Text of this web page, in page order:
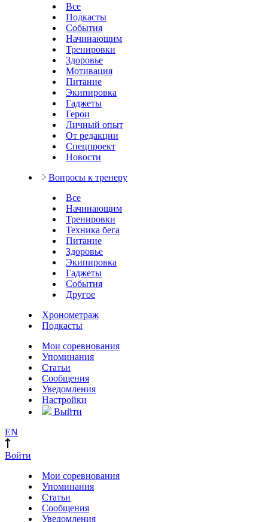
Все
Подкасты
События
Начинающим
Тренировки
Здоровье
Мотивация
Питание
Экипировка
Гаджеты
Герои
Личный опыт
От редакции
Спецпроект
Новости
Вопросы к тренеру
Все
Начинающим
Тренировки
Техника бега
Питание
Здоровье
Экипировка
Гаджеты
События
Другое
Хронометраж
Подкасты
Мои соревнования
Упоминания
Статьи
Сообщения
Уведомления
Настройки
Выйти
EN
Войти
Мои соревнования
Упоминания
Статьи
Сообщения
Уведомления